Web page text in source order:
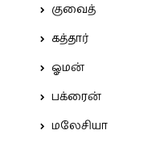
குவைத்
கத்தார்
ஓமன்
பக்ரைன்
மலேசியா